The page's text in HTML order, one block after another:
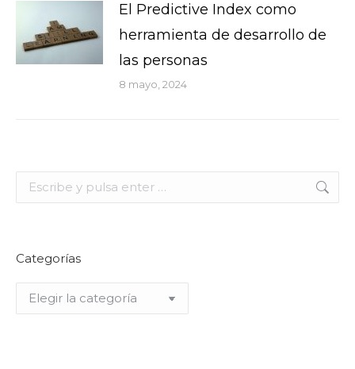
El Predictive Index como
herramienta de desarrollo de
las personas
8 mayo, 2024
Buscar:
Categorías
Categorías